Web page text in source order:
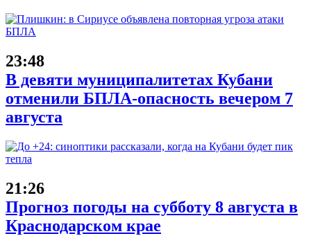
23:48
В девяти муниципалитетах Кубани
отменили БПЛА-опасность вечером 7
августа
21:26
Прогноз погоды на субботу 8 августа в
Краснодарском крае